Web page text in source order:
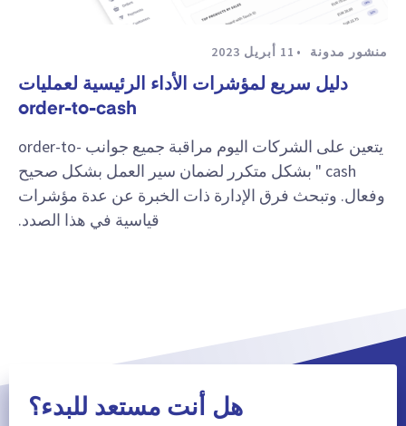
منشور مدونة 11 أبريل 2023
دليل سريع لمؤشرات الأداء الرئيسية لعمليات
order-to-cash
يتعين على الشركات اليوم مراقبة جميع جوانب order-to-
cash " بشكل متكرر لضمان سير العمل بشكل صحيح
وفعال. وتبحث فرق الإدارة ذات الخبرة عن عدة مؤشرات
قياسية في هذا الصدد.
هل أنت مستعد للبدء؟